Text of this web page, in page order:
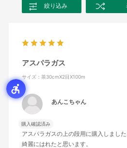
絞り込み
アスパラガス
サイズ：茶30cmX2目X100m
あんこちゃん
購入確認済み
アスパラガスの上の段用に購入しました
綺麗にはれたと思います。